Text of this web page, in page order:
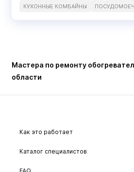
КУХОННЫЕ КОМБАЙНЫ
Мастера по ремонту
области
Как это работает
Каталог специалистов